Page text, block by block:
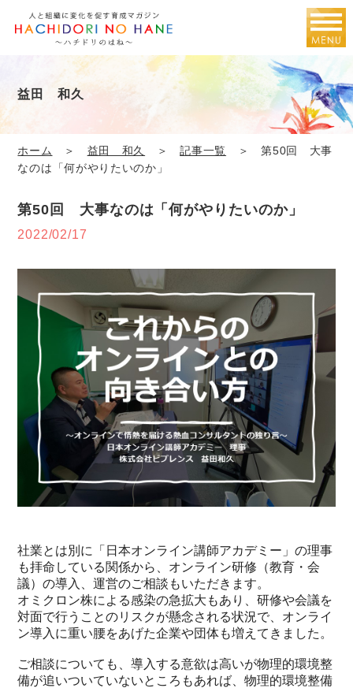
益田 和久
ホーム ＞ 益田 和久 ＞記事一覧 ＞ 第50回 大事
なのは「何がやりたいのか」
第50回 大事なのは「何がやりたいのか」
2022/02/17
社業とは別に「日本オンライン講師アカデミー」の理事
も拝命している関係から、オンライン研修（教育・会
議）の導入、運営のご相談もいただきます。
オミクロン株による感染の急拡大もあり、研修や会議を
対面で行うことのリスクが懸念される状況で、オンライ
ン導入に重い腰をあげた企業や団体も増えてきました。
ご相談についても、導入する意欲は高いが物理的環境整
備が追いついていないところもあれば、物理的環境整備